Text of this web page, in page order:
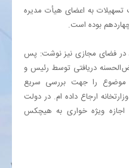
تسهیلات به اعضای هیأت مدیره
بوده است.
فضای مجازی نیز نوشت: پس
دریافتی توسط رئیس و
موضوع را جهت بررسی سریع
ارجاع داده ام. ‏در دولت
اجازه ویژه خواری به هیچکس